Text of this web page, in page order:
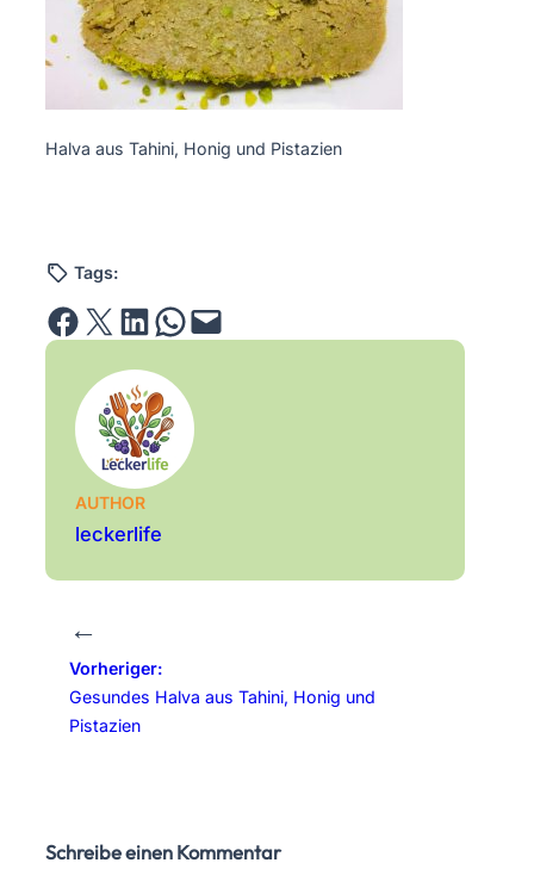
Halva aus Tahini, Honig und Pistazien
Tags:
Share on Facebook Email this Page Share on LinkedIn Share on WhatsApp Email this Page
AUTHOR
leckerlife
←
Vorheriger:
Gesundes Halva aus Tahini, Honig und
Pistazien
Schreibe einen Kommentar